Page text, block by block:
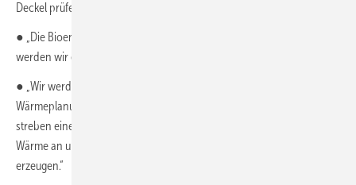
Deckel prüfen.“
● „Die Bioenergie in Deutschland soll eine neue Zukunft haben. Dazu
werden wir eine nachhaltige Biomasse-Strategie erarbeiten.“
● „Wir werden uns für eine flächendeckende kommunale
Wärmeplanung und den Ausbau der Wärmenetze einsetzen. Wir
streben einen sehr hohen Anteil Erneuerbarer Energien bei der
Wärme an und wollen bis 2030 50 % der Wärme klimaneutral
erzeugen.“